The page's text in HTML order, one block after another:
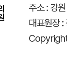
주소 : 강
대표원장 :